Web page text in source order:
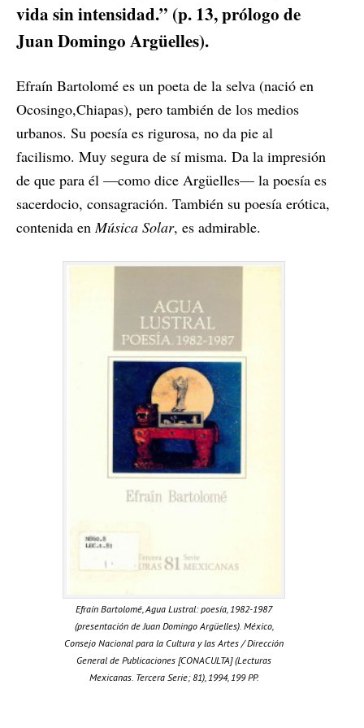
vida sin intensidad.” (p. 13, prólogo de
Juan Domingo Argüelles).
Efraín Bartolomé es un poeta de la selva (nació en
Ocosingo,Chiapas), pero también de los medios
urbanos. Su poesía es rigurosa, no da pie al
facilismo. Muy segura de sí misma. Da la impresión
de que para él —como dice Argüelles— la poesía es
sacerdocio, consagración. También su poesía erótica,
contenida enMúsica Solar, es admirable.
Efraín Bartolomé, Agua Lustral: poesía, 1982-1987
(presentación de Juan Domingo Argüelles). México,
Consejo Nacional para la Cultura y las Artes / Dirección
General de Publicaciones [CONACULTA] (Lecturas
Mexicanas. Tercera Serie; 81), 1994, 199 PP.